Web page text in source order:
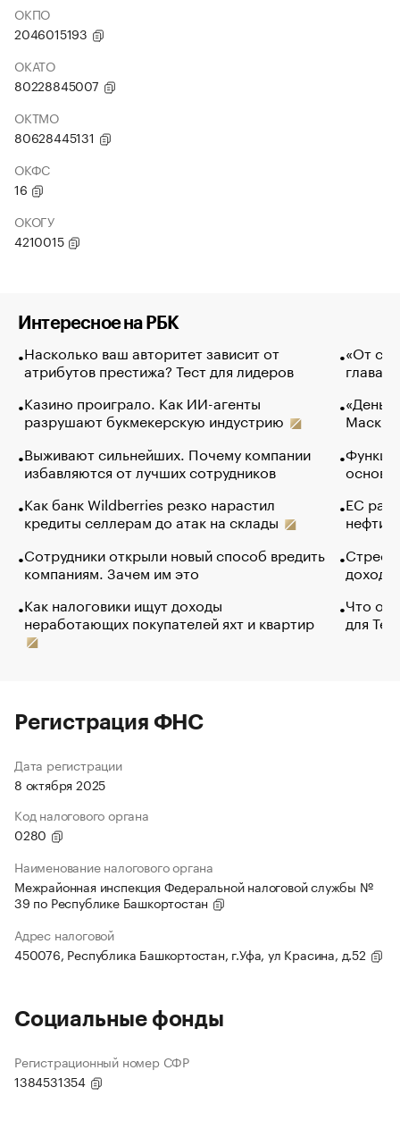
ОКПО
2046015193
ОКАТО
80228845007
ОКТМО
80628445131
ОКФС
16
ОКОГУ
4210015
Интересное на РБК
Насколько ваш авторитет зависит от
атрибутов престижа? Тест для лидеров
Казино проиграло. Как ИИ-агенты
разрушают букмекерскую индустрию
Выживают сильнейших. Почему компании
избавляются от лучших сотрудников
Как банк Wildberries резко нарастил
кредиты селлерам до атак на склады
Сотрудники открыли новый способ вредить
компаниям. Зачем им это
Как налоговики ищут доходы
неработающих покупателей яхт и квартир
«От
глава
Маск в
основ
ЕС
нефти
Что
для
Регистрация ФНС
Дата регистрации
8 октября 2025
Код налогового органа
0280
Наименование налогового органа
Межрайонная инспекция Федеральной налоговой службы №
39 по Республике Башкортостан
Адрес налоговой
450076, Республика Башкортостан, г.Уфа, ул Красина, д.52
Социальные фонды
Регистрационный номер СФР
1384531354